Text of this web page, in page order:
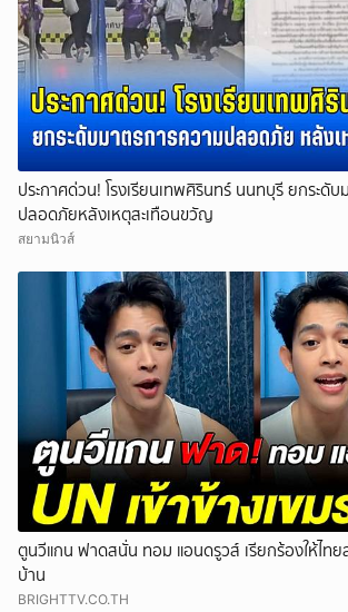
ประกาศด่วน! โรงเรียนเทพศิรินทร์ นนทบุรี ยกระดับ
ปลอดภัยหลังเหตุสะเทือนขวัญ
สยามนิวส์
ตูนวีแกน ฟาดสนั่น ทอม แอนดรูวส์ เรียกร้องให้ไท
บ้าน
BRIGHTTV.CO.TH